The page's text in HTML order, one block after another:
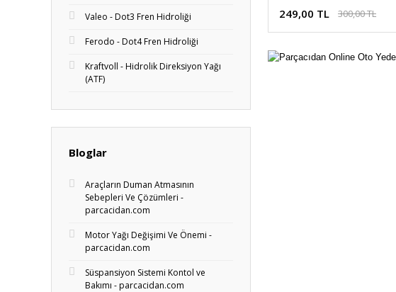
Valeo - Dot3 Fren Hidroliği
Ferodo - Dot4 Fren Hidroliği
Kraftvoll - Hidrolik Direksiyon Yağı
(ATF)
Bloglar
Araçların Duman Atmasının
Sebepleri Ve Çözümleri -
parcacidan.com
Motor Yağı Değişimi Ve Önemi -
parcacidan.com
Süspansiyon Sistemi Kontol ve
Bakımı - parcacidan.com
249,00 TL 300,00 TL